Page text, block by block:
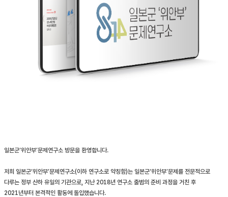
일본군‘위안부’문제연구소 방문을 환영합니다.
저희 일본군‘위안부’문제연구소(이하 연구소로 약칭함)는 일본군‘위안부’문제를 전문적으로
다루는 정부 산하 유일의 기관으로, 지난 2018년 연구소 출범의 준비 과정을 거친 후
2021년부터 본격적인 활동에 돌입했습니다.